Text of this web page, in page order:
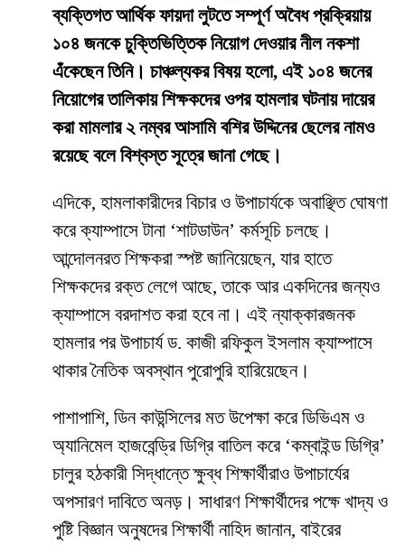
ব্যক্তিগত আর্থিক ফায়দা লুটতে সম্পূর্ণ অবৈধ প্রক্রিয়ায়
১০৪ জনকে চুক্তিভিত্তিক নিয়োগ দেওয়ার নীল নকশা
এঁকেছেন তিনি। চাঞ্চল্যকর বিষয় হলো, এই ১০৪ জনের
নিয়োগের তালিকায় শিক্ষকদের ওপর হামলার ঘটনায় দায়ের
করা মামলার ২ নম্বর আসামি বশির উদ্দিনের ছেলের নামও
রয়েছে বলে বিশ্বস্ত সূত্রে জানা গেছে।
​এদিকে, হামলাকারীদের বিচার ও উপাচার্যকে অবাঞ্ছিত ঘোষণা
করে ক্যাম্পাসে টানা ‘শাটডাউন’ কর্মসূচি চলছে।
আন্দোলনরত শিক্ষকরা স্পষ্ট জানিয়েছেন, যার হাতে
শিক্ষকদের রক্ত লেগে আছে, তাকে আর একদিনের জন্যও
ক্যাম্পাসে বরদাশত করা হবে না। এই ন্যাক্কারজনক
হামলার পর উপাচার্য ড. কাজী রফিকুল ইসলাম ক্যাম্পাসে
থাকার নৈতিক অবস্থান পুরোপুরি হারিয়েছেন।
​পাশাপাশি, ডিন কাউন্সিলের মত উপেক্ষা করে ডিভিএম ও
অ্যানিমেল হাজবেন্ড্রি ডিগ্রি বাতিল করে ‘কম্বাইন্ড ডিগ্রি’
চালুর হঠকারী সিদ্ধান্তে ক্ষুব্ধ শিক্ষার্থীরাও উপাচার্যের
অপসারণ দাবিতে অনড়। সাধারণ শিক্ষার্থীদের পক্ষে খাদ্য ও
পুষ্টি বিজ্ঞান অনুষদের শিক্ষার্থী নাহিদ জানান, বাইরের